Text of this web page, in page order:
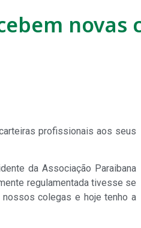
novas
profissionais aos seus
da Associação Paraibana
regulamentada tivesse se
nossos colegas e hoje tenho a